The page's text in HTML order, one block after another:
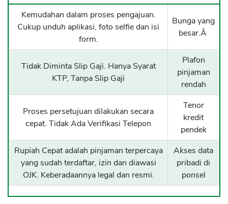
Kemudahan dalam proses pengajuan.
Cukup unduh aplikasi, foto selfie dan isi
form.
Bunga yang
besar.Â
Tidak Diminta Slip Gaji. Hanya Syarat
KTP, Tanpa Slip Gaji
Plafon
pinjaman
rendah
Proses persetujuan dilakukan secara
cepat. Tidak Ada Verifikasi Telepon
Tenor
kredit
pendek
Rupiah Cepat adalah pinjaman terpercaya
yang sudah terdaftar, izin dan diawasi
OJK. Keberadaannya legal dan resmi.
Akses data
pribadi di
ponsel